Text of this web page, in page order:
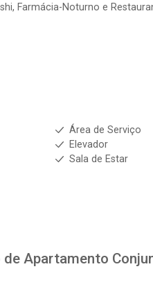
Farmácia-Noturno e
Área de Serviço
Elevador
Sala de Estar
Apartamento